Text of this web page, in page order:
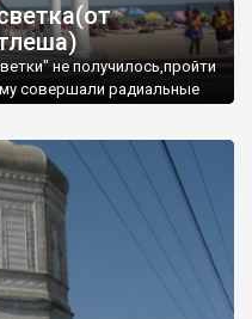
не получилось,пройти
совершали радиальные